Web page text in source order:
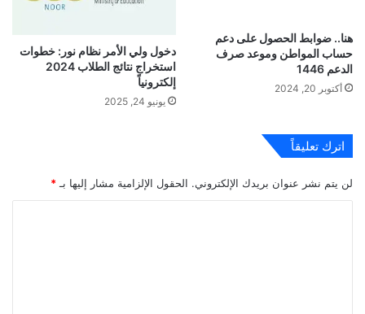
هنا.. ضوابط الحصول على دعم
حساب المواطن وموعد صرف
الدعم 1446
أكتوبر 20, 2024
دخول ولي الأمر نظام نور: خطوات
استخراج نتائج الطلاب 2024
إلكترونياً
يونيو 24, 2025
اترك تعليقاً
لن يتم نشر عنوان بريدك الإلكتروني. الحقول الإلزامية مشار إليها بـ *